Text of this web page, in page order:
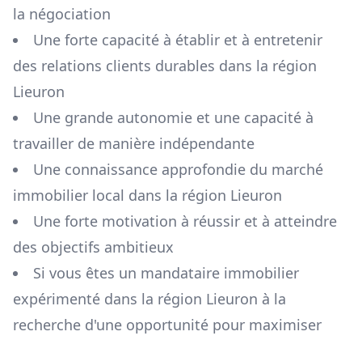
la négociation
Une forte capacité à établir et à entretenir
des relations clients durables dans la région
Lieuron
Une grande autonomie et une capacité à
travailler de manière indépendante
Une connaissance approfondie du marché
immobilier local dans la région Lieuron
Une forte motivation à réussir et à atteindre
des objectifs ambitieux
Si vous êtes un mandataire immobilier
expérimenté dans la région Lieuron à la
recherche d'une opportunité pour maximiser